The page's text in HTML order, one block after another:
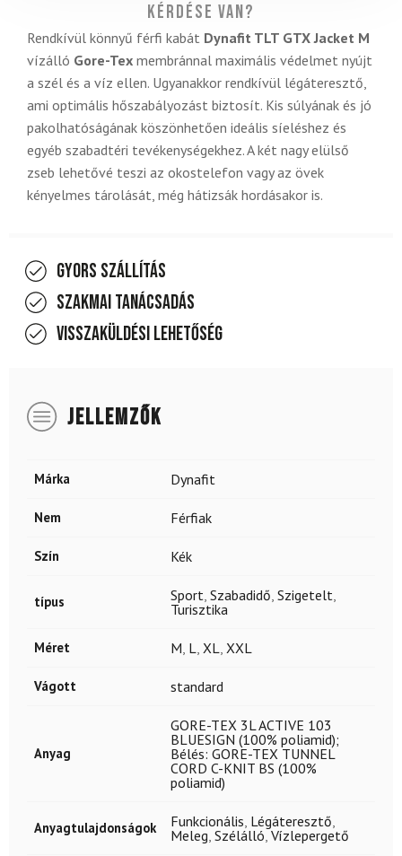
Kérdése van?
Rendkívül könnyű férfi kabát Dynafit TLT GTX Jacket M
vízálló Gore-Tex membránnal maximális védelmet nyújt
a szél és a víz ellen. Ugyanakkor rendkívül légáteresztő,
ami optimális hőszabályozást biztosít. Kis súlyának és jó
pakolhatóságának köszönhetően ideális síeléshez és
egyéb szabadtéri tevékenységekhez. A két nagy elülső
zseb lehetővé teszi az okostelefon vagy az övek
kényelmes tárolását, még hátizsák hordásakor is.
Gyors szállítás
Szakmai tanácsadás
Visszaküldési lehetőség
JELLEMZŐK
Márka Dynafit
Nem Férfiak
Szín Kék
típus Sport, Szabadidő, Szigetelt,
Turisztika
Méret M, L, XL, XXL
Vágott standard
Anyag
GORE-TEX 3L ACTIVE 103
BLUESIGN (100% poliamid);
Bélés: GORE-TEX TUNNEL
CORD C-KNIT BS (100%
poliamid)
Anyagtulajdonságok Funkcionális, Légáteresztő,
Meleg, Szélálló, Vízlepergető